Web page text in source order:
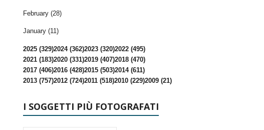
February (28)
January (11)
2025 (329)2024 (362)2023 (320)2022 (495)
2021 (183)2020 (331)2019 (407)2018 (470)
2017 (406)2016 (428)2015 (503)2014 (611)
2013 (757)2012 (724)2011 (518)2010 (229)2009 (21)
I SOGGETTI PIÙ FOTOGRAFATI